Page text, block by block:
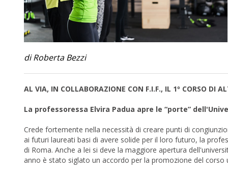
di Roberta Bezzi
AL VIA, IN COLLABORAZIONE CON F.I.F., IL 1º CORSO DI
La professoressa Elvira Padua apre le “porte”
Crede fortemente nella necessità di creare punti di
ai futuri laureati basi di avere solide per il loro futuro, la
di Roma. Anche a lei si deve la maggiore apertura
anno è stato siglato un accordo per la promozione del corso